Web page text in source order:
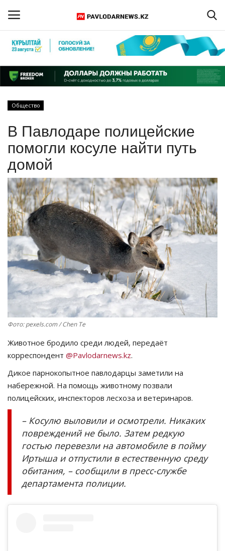
Регистрация
Главная
ПАВЛОДАРСКАЯ ОБЛАСТЬ
КАЗАХСТАН
МИР
СПЕЦПРОЕКТЫ
СПОРТ
Чек-лист
РАЗВЛЕЧЕНИЯ
OFFICIAL
Курултай
Язык
Қазақша Русский
Общество
В Павлодаре полицейские
помогли косуле найти путь
домой
Фото: pexels.com / Chen Te
Животное бродило среди людей, передаёт
корреспондент @Pavlodarnews.kz.
Дикое парнокопытное павлодарцы заметили на
набережной. На помощь животному позвали
полицейских, инспекторов лесхоза и ветеринаров.
– Косулю выловили и осмотрели. Никаких
повреждений не было. Затем редкую
гостью перевезли на автомобиле в пойму
Иртыша и отпустили в естественную среду
обитания, – сообщили в пресс-службе
департамента полиции.